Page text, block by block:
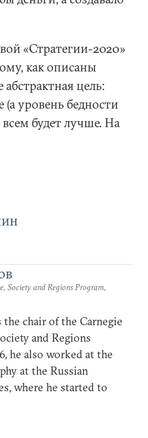
«Стратегии-2020»
как описаны
абстрактная цель:
уровень бедности
всем будет лучше. На
Society and Regions Program,
chair of the Carnegie
and Regions
he also worked at the
at the Russian
where he started to